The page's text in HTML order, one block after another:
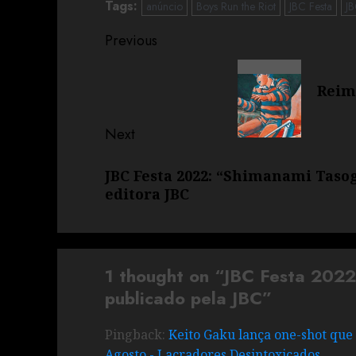
Tags: anúncio Boys Run the Riot JBC Festa
Previous
Next
JBC Festa 2022: “Shimanami
editora JBC
1 thought on “JBC Festa
publicado pela JBC”
Pingback: Keito Gaku lança one-shot